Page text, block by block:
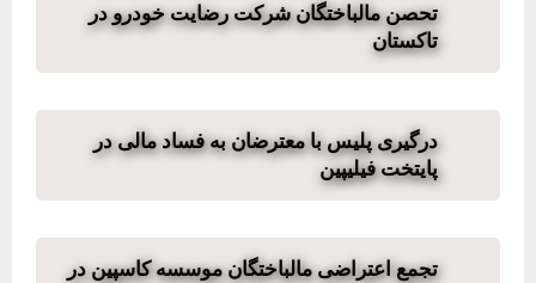
تحصن مالباختگان شرکت رضایت خودرو در
تاکستان
درگیری پلیس با معترضان به فساد مالی در
پایتخت فیلیپین
تجمع اعتراضی مالباختگان موسسه کاسپین در